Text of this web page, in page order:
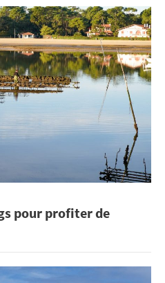
pour profiter de